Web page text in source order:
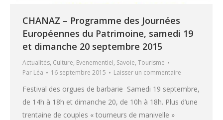
CHANAZ – Programme des Journées
Européennes du Patrimoine, samedi 19
et dimanche 20 septembre 2015
Actualités, Culture, Evenementiel, Savoie, Tourisme
Par Léa 16 septembre 2015 Laisser un commentaire
Festival des orgues de barbarie Samedi 19 septembre,
de 14h à 18h et dimanche 20, de 10h à 18h. Plus d’une
trentaine de couples « tourneurs de manivelle »